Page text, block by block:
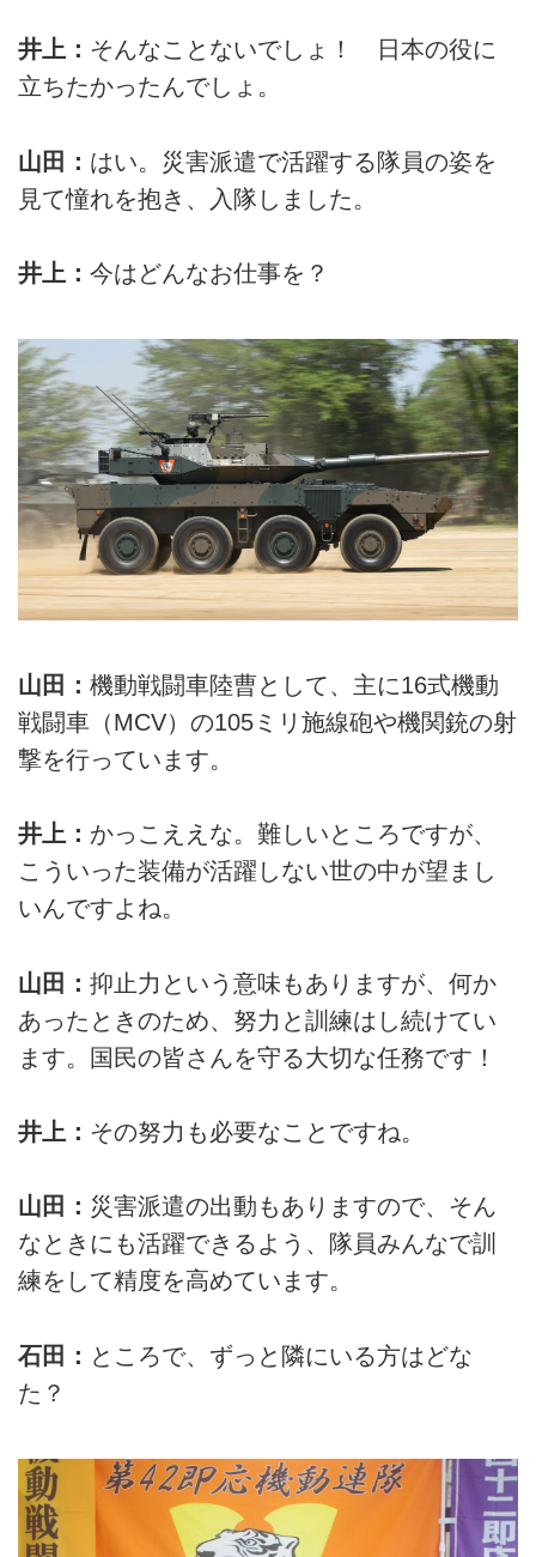
井上： そんなことないでしょ！ 日本の役に
立ちたかったんでしょ。
山田： はい。災害派遣で活躍する隊員の姿を
見て憧れを抱き、入隊しました。
井上： 今はどんなお仕事を？
山田： 機動戦闘車陸曹として、主に16式機動
戦闘車（MCV）の105ミリ施線砲や機関銃の射
撃を行っています。
井上： かっこええな。難しいところですが、
こういった装備が活躍しない世の中が望まし
いんですよね。
山田： 抑止力という意味もありますが、何か
あったときのため、努力と訓練はし続けてい
ます。国民の皆さんを守る大切な任務です！
井上： その努力も必要なことですね。
山田： 災害派遣の出動もありますので、そん
なときにも活躍できるよう、隊員みんなで訓
練をして精度を高めています。
石田： ところで、ずっと隣にいる方はどな
た？